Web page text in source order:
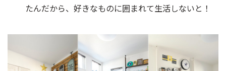
たんだから、好きなものに囲まれて生活しないと！